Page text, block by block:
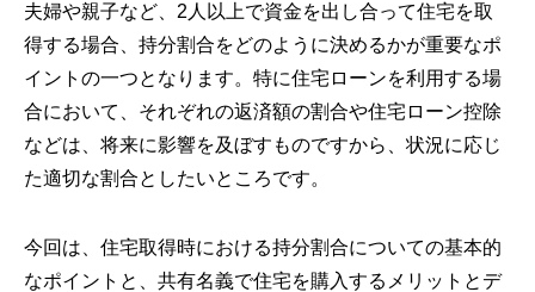
夫婦や親子など、2人以上で資金を出し合って住宅を取
得する場合、持分割合をどのように決めるかが重要なポ
イントの一つとなります。特に住宅ローンを利用する場
合において、それぞれの返済額の割合や住宅ローン控除
などは、将来に影響を及ぼすものですから、状況に応じ
た適切な割合としたいところです。
今回は、住宅取得時における持分割合についての基本的
なポイントと、共有名義で住宅を購入するメリットとデ